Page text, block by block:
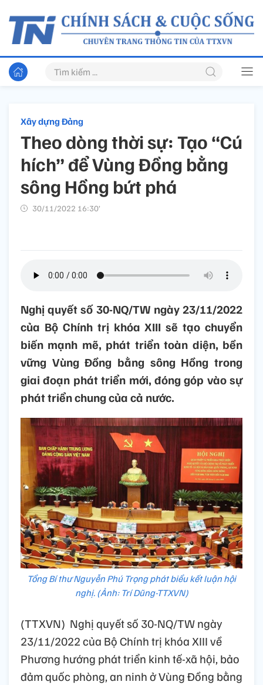
Xây dựng Đảng
Theo dòng thời sự: Tạo “Cú
hích” để Vùng Đồng bằng
sông Hồng bứt phá
30/11/2022 16:30’
Nghị quyết số 30-NQ/TW ngày 23/11/2022
của Bộ Chính trị khóa XIII sẽ tạo chuyển
biến mạnh mẽ, phát triển toàn diện, bền
vững Vùng Đồng bằng sông Hồng trong
giai đoạn phát triển mới, đóng góp vào sự
phát triển chung của cả nước.
Tổng Bí thư Nguyễn Phú Trọng phát biểu kết luận hội
nghị. (Ảnh: Trí Dũng-TTXVN)
(TTXVN) Nghị quyết số 30-NQ/TW ngày
23/11/2022 của Bộ Chính trị khóa XIII về
Phương hướng phát triển kinh tế-xã hội, bảo
đảm quốc phòng, an ninh ở Vùng Đồng bằng